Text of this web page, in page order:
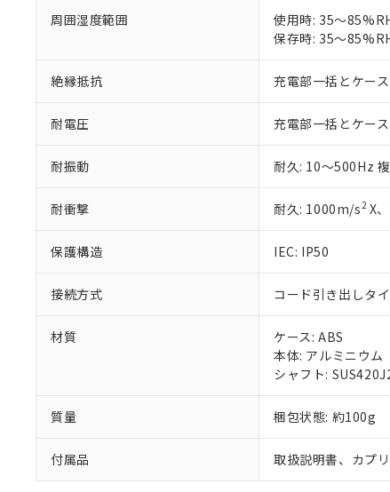
周囲湿度範囲
使用時: 35～
保存時: 35～
絶縁抵抗 充電部一括とケー
耐電圧 充電部一括とケー
耐振動 耐久: 10～500Hz
耐衝撃 耐久: 1000m/s2X
保護構造 IEC: IP50
接続方式 コード引き出しタ
材質
ケース: ABS
本体: アルミニウム
シャフト:
質量 梱包状態: 約100g
付属品 取扱説明書、カプ
※当社の共
いる法人を
下記の非含有証
EU RoHS指令（
51物質の非含有
※本証明書は発行
また、RoHS指
混在することか
既に当社にて対
り割愛しており